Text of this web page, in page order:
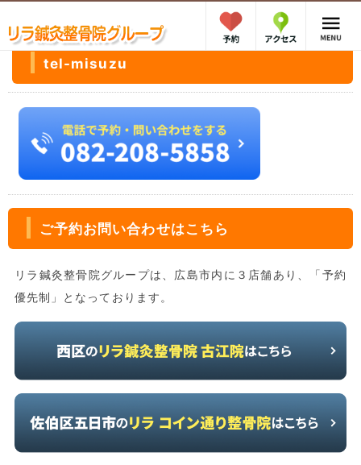
tel-misuzu
ご予約お問い合わせはこちら
リラ鍼灸整骨院グループは、広島市内に３店舗あり、「予約
優先制」となっております。